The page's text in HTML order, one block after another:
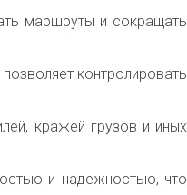
маршруты и сокращать
контролировать
кражей грузов и иных
и надежностью, что